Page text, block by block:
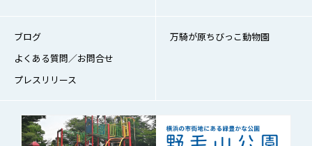
ブログ
よくある質問／お問合せ
プレスリリース
万騎が原ちびっこ動物園